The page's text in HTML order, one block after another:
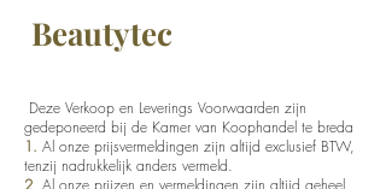
Beautytec
Deze Verkoop en Leverings Voorwaarden zijn
gedeponeerd bij de Kamer van Koophandel te breda
1. Al onze prijsvermeldingen zijn altijd exclusief BTW,
tenzij nadrukkelijk anders vermeld.
2. Al onze prijzen en vermeldingen zijn altijd geheel